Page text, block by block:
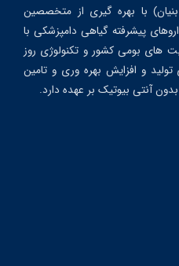
با بهره گیری از متخصصین
پیشرفته گیاهی دامپزشکی با
های بومی کشور و تکنولوژی روز
و افزایش بهره وری و تامین
آنتی بیوتیک بر عهده دارد.